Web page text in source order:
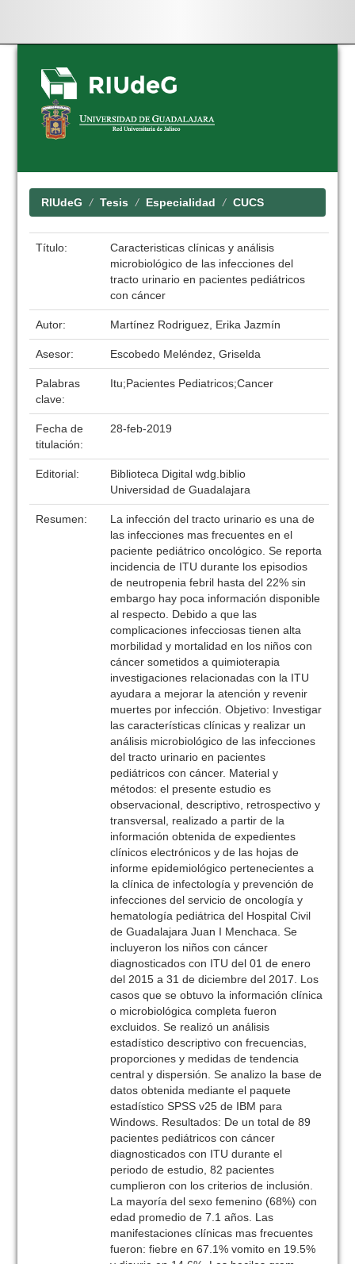
Skip
navigation
RIUdeG Tesis Especialidad CUCS
Título:
Caracteristicas clínicas y análisis
microbiológico de las infecciones del
tracto urinario en pacientes pediátricos
con cáncer
Autor: Martínez Rodriguez, Erika Jazmín
Asesor: Escobedo Meléndez, Griselda
Palabras
clave:
Itu;Pacientes Pediatricos;Cancer
Fecha de
titulación:
28-feb-2019
Editorial:
Biblioteca Digital wdg.biblio
Universidad de Guadalajara
Resumen:
La infección del tracto urinario es una de
las infecciones mas frecuentes en el
paciente pediátrico oncológico. Se reporta
incidencia de ITU durante los episodios
de neutropenia febril hasta del 22% sin
embargo hay poca información disponible
al respecto. Debido a que las
complicaciones infecciosas tienen alta
morbilidad y mortalidad en los niños con
cáncer sometidos a quimioterapia
investigaciones relacionadas con la ITU
ayudara a mejorar la atención y revenir
muertes por infección. Objetivo: Investigar
las características clínicas y realizar un
análisis microbiológico de las infecciones
del tracto urinario en pacientes
pediátricos con cáncer. Material y
métodos: el presente estudio es
observacional, descriptivo, retrospectivo y
transversal, realizado a partir de la
información obtenida de expedientes
clínicos electrónicos y de las hojas de
informe epidemiológico pertenecientes a
la clínica de infectología y prevención de
infecciones del servicio de oncología y
hematología pediátrica del Hospital Civil
de Guadalajara Juan I Menchaca. Se
incluyeron los niños con cáncer
diagnosticados con ITU del 01 de enero
del 2015 a 31 de diciembre del 2017. Los
casos que se obtuvo la información clínica
o microbiológica completa fueron
excluidos. Se realizó un análisis
estadístico descriptivo con frecuencias,
proporciones y medidas de tendencia
central y dispersión. Se analizo la base de
datos obtenida mediante el paquete
estadístico SPSS v25 de IBM para
Windows. Resultados: De un total de 89
pacientes pediátricos con cáncer
diagnosticados con ITU durante el
periodo de estudio, 82 pacientes
cumplieron con los criterios de inclusión.
La mayoría del sexo femenino (68%) con
edad promedio de 7.1 años. Las
manifestaciones clínicas mas frecuentes
fueron: fiebre en 67.1% vomito en 19.5%